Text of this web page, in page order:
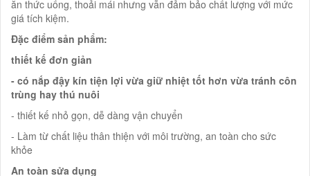
ăn thức uống, thoải mái nhưng vẫn đảm bảo chất lượng với mức
giá tích kiệm.
Đặc điểm sản phẩm:
thiết kế đơn giản
- có nắp đậy kín tiện lợi vừa giữ nhiệt tốt hơn vừa tránh côn
trùng hay thú nuôi
- thiết kế nhỏ gọn, dễ dàng vận chuyển
- Làm từ chất liệu thân thiện với môi trường, an toàn cho sức
khỏe
An toàn sửa dụng